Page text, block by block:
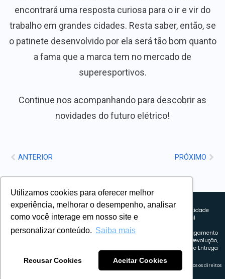
Utilizamos cookies para oferecer melhor
experiência, melhorar o desempenho, analisar
como você interage em nosso site e
personalizar conteúdo. Saiba mais
Recusar Cookies Aceitar Cookies
encontrará uma resposta curiosa para o ir e vir do
trabalho em grandes cidades. Resta saber, então, se
o patinete desenvolvido por ela será tão bom quanto
a fama que a marca tem no mercado de
superesportivos.
Continue nos acompanhando para descobrir as
novidades do futuro elétrico!
ANTERIOR PRÓXIMO
Explorando novos horizontes com
inovação e estratégia. Estamos
para um amanhã mais conectado e
Sobre nós
Política de privacidade
Política comercial
Política de Pagamento
Troca, Devolução,
Reembolso e Entrega
Retrocart Veiculos Eletricos LTDA CNPJ: 49.759.389/0001-42 | © 2024 Webeletrico. Todos os direitos